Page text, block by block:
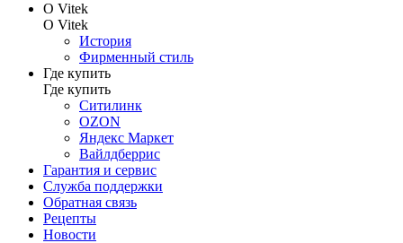
О Vitek
О Vitek
История
Фирменный стиль
Где купить
Где купить
Ситилинк
OZON
Яндекс Маркет
Вайлдберрис
Гарантия и сервис
Служба поддержки
Обратная связь
Рецепты
Новости